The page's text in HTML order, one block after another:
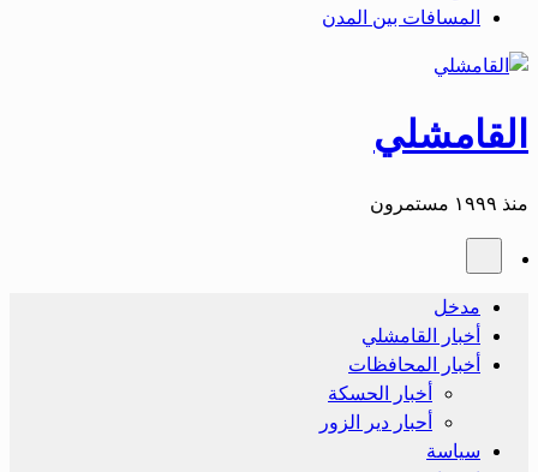
المسافات بين المدن
القامشلي
منذ ١٩٩٩ مستمرون
مدخل
أخبار القامشلي
أخبار المحافظات
أخبار الحسكة
أحبار دير الزور
سياسة